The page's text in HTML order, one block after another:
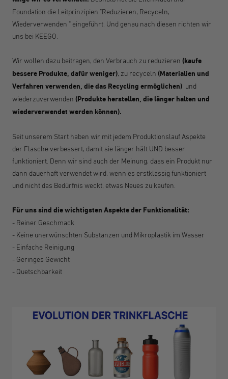
Foundation die Leitprinzipien "Reduzieren, Recyceln,
Wiederverwenden " eingeführt. Und genau nach diesen richten wir
uns bei KEEGO.
Wir wollen dazu beitragen, den Verbrauch zu reduzieren (kaufe
bessere Produkte, dafür weniger), zu recyceln (Materialien und
Verfahren verwenden, die das Recycling ermöglichen) und
wiederzuverwenden (Produkte herstellen, die länger halten und
wiederverwendet werden können).
Seit unserem Start haben wir mit jedem Produktionslauf Aspekte
der Flasche verbessert, damit sie länger hält UND besser
funktioniert. Denn wir sind auch der Meinung, dass ein Produkt nur
dann dauerhaft verwendet wird, wenn es erstklassig funktioniert
und nicht das Bedürfnis weckt, etwas Neues zu kaufen.
Für uns sind die wichtigsten Aspekte der Funktionalität:
- Reiner Geschmack
- Keine unerwünschten Substanzen und Mikroplastik im Wasser
- Einfache Reinigung
- Geringes Gewicht
- Quetschbarkeit